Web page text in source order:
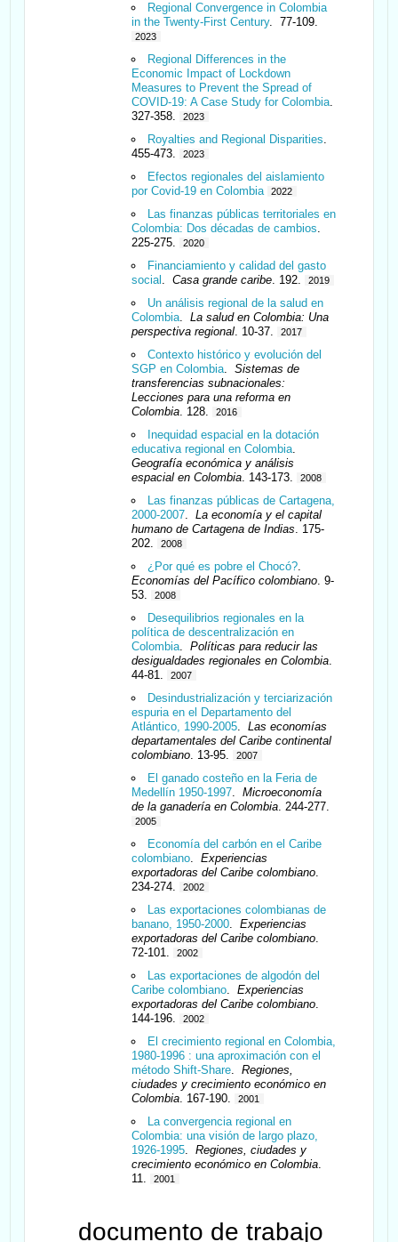
Regional Convergence in Colombia
in the Twenty-First Century. 77-109.
2023
Regional Differences in the
Economic Impact of Lockdown
Measures to Prevent the Spread of
COVID-19: A Case Study for Colombia.
327-358.
2023
Royalties and Regional Disparities.
455-473.
2023
Efectos regionales del aislamiento
por Covid-19 en Colombia
2022
Las finanzas públicas territoriales en
Colombia: Dos décadas de cambios.
225-275.
2020
Financiamiento y calidad del gasto
social .Casa grande caribe. 192. 2019
Un análisis regional de la salud en
Colombia.La salud en Colombia: Una
perspectiva regional. 10-37. 2017
Contexto histórico y evolución del
SGP en Colombia.Sistemas de
transferencias subnacionales:
Lecciones para una reforma en
Colombia. 128. 2016
Inequidad espacial en la dotación
educativa regional en Colombia.
Geografía económica y análisis
espacial en Colombia. 143-173. 2008
Las finanzas públicas de Cartagena,
2000-2007.La economía y el capital
humano de Cartagena de Indias. 175-
202.
2008
¿Por qué es pobre el Chocó?.
Economías del Pacífico colombiano. 9-
53.
2008
Desequilibrios regionales en la
política de descentralización en
Colombia.Políticas para reducir las
desigualdades regionales en Colombia.
44-81.
2007
Desindustrialización y terciarización
espuria en el Departamento del
Atlántico, 1990-2005.Las economías
departamentales del Caribe continental
colombiano. 13-95. 2007
El ganado costeño en la Feria de
Medellín 1950-1997.Microeconomía
de la ganadería en Colombia. 244-277.
2005
Economía del carbón en el Caribe
colombiano.Experiencias
exportadoras del Caribe colombiano.
234-274.
2002
Las exportaciones colombianas de
banano, 1950-2000.Experiencias
exportadoras del Caribe colombiano.
72-101.
2002
Las exportaciones de algodón del
Caribe colombiano.Experiencias
exportadoras del Caribe colombiano.
144-196.
2002
El crecimiento regional en Colombia,
1980-1996 : una aproximación con el
método Shift-Share.Regiones,
ciudades y crecimiento económico en
Colombia. 167-190. 2001
La convergencia regional en
Colombia: una visión de largo plazo,
1926-1995.Regiones, ciudades y
crecimiento económico en Colombia.
11.
2001
documento de trabajo